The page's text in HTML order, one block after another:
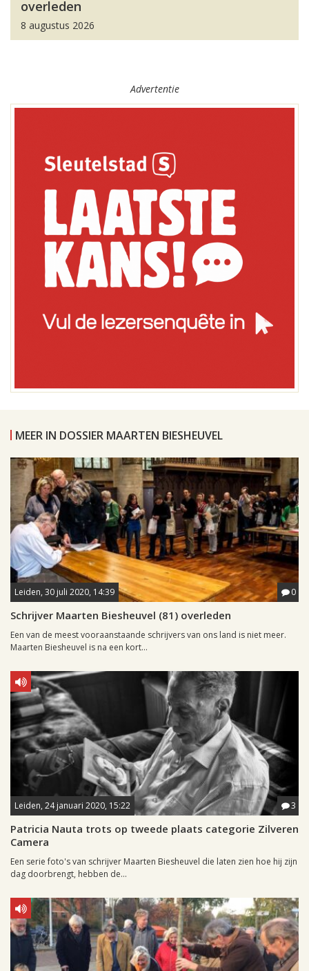
overleden
8 augustus 2026
Advertentie
MEER IN DOSSIER MAARTEN BIESHEUVEL
Leiden, 30 juli 2020, 14:39 0
Schrijver Maarten Biesheuvel (81) overleden
Een van de meest vooraanstaande schrijvers van ons land is niet meer.
Maarten Biesheuvel is na een kort...
Leiden, 24 januari 2020, 15:22 3
Patricia Nauta trots op tweede plaats categorie Zilveren
Camera
Een serie foto's van schrijver Maarten Biesheuvel die laten zien hoe hij zijn
dag doorbrengt, hebben de...